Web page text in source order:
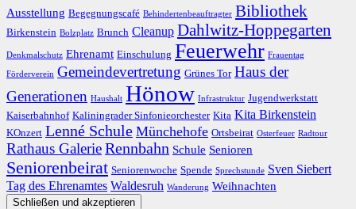
Ausstellung Begegnungscafé Behindertenbeauftragter Bibliothek
Birkenstein Bolzplatz Brunch Cleanup Dahlwitz-Hoppegarten
Denkmalschutz Ehrenamt Einschulung Feuerwehr Frauentag
Förderverein Gemeindevertretung Grünes Tor Haus der
Generationen Haushalt Hönow Infrastruktur Jugendwerkstatt
Kaiserbahnhof Kaliningrader Sinfonieorchester Kita Kita Birkenstein
KOnzert Lenné Schule Münchehofe Ortsbeirat Osterfeuer Radtour
Rathaus GalerieRennbahn Schule Senioren
Seniorenbeirat Seniorenwoche Spende Sprechstunde Sven Siebert
Tag des Ehrenamtes Waldesruh Wanderung Weihnachten